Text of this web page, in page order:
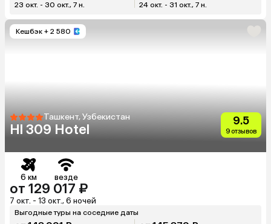
23 окт. - 30 окт., 7 н. 24 окт. - 31 окт., 7 н.
Кешбэк + 2 580
Ташкент, Узбекистан
Hl 309 Hotel
9.5
9 отзывов
6 км везде
от 129 017 ₽
7 окт. - 13 окт., 6 ночей
Выгодные туры на соседние даты